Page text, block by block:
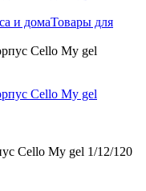
и домаТовары для
Cello My gel
Cello My gel 1/12/120